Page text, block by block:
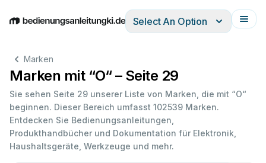
EnglishDeutschEspañolItalianoFrançais
Select An Option
Marken
Marken mit “O“ – Seite 29
Sie sehen Seite 29 unserer Liste von Marken, die mit “O“
beginnen. Dieser Bereich umfasst 102539 Marken.
Entdecken Sie Bedienungsanleitungen,
Produkthandbücher und Dokumentation für Elektronik,
Haushaltsgeräte, Werkzeuge und mehr.